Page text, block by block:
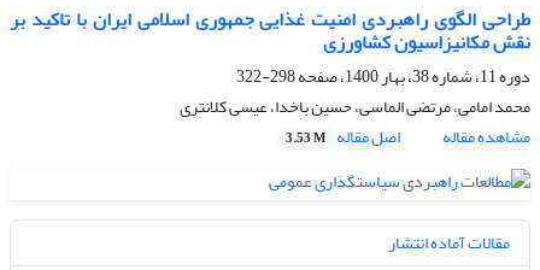
طراحی الگوی راهبردی امنیت غذایی جمهوری اسلامی ایران با تاکید بر
نقش مکانیزاسیون کشاورزی
دوره 11، شماره 38، بهار 1400، صفحه
298-322
محمد امامی، مرتضی الماسی، حسین باخدا، عیسی کلانتری
مشاهده مقاله
اصل مقاله 3.53 M
مقالات آماده انتشار